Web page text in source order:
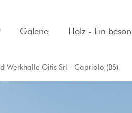
Galerie Holz - Ein
Werkhalle Gitis Srl - Capriolo (BS)